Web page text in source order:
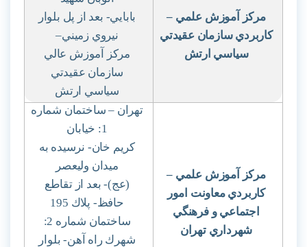
مركز آموزش علمي –
كاربردي سازمان عقيدتي
سياسي ارتش
بابايي- بعد از پل بلوار
نيروي زميني–
مركز آموزش عالي
سازمان عقيدتي
سياسي ارتش
مركز آموزش علمي –
كاربردي معاونت امور
اجتماعي و فرهنگي
شهرداري تهران
تهران – ساختمان شماره
1: خيابان
كريم خان- نرسيده به
ميدان وليعصر
(عج)- بعد از تقاطع
حافظ- پلاك 195
ساختمان شماره 2:
شهرك راه آهن- بلوار